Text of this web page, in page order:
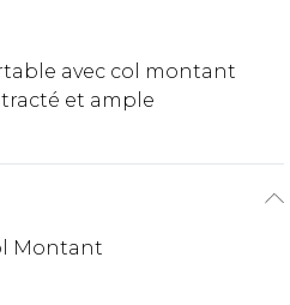
avec col montant
et ample
Montant